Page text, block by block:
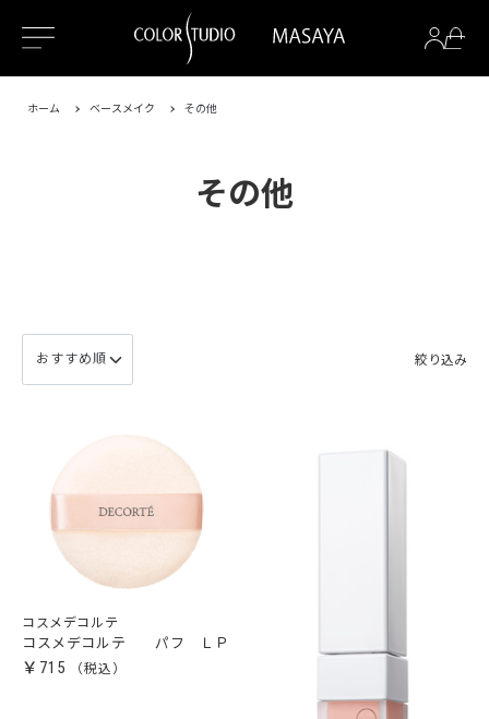
ホーム ベースメイク その他
その他
絞り込み
コスメデコルテ
コスメデコルテ パフ ＬＰ
￥715